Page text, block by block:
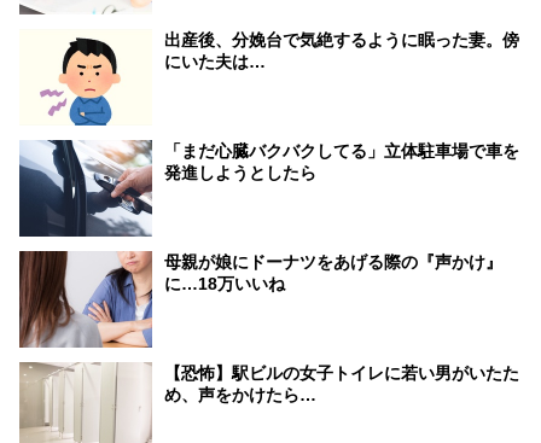
出産後、分娩台で気絶するように眠った妻。傍
にいた夫は…
「まだ心臓バクバクしてる」立体駐車場で車を
発進しようとしたら
母親が娘にドーナツをあげる際の『声かけ』
に…18万いいね
【恐怖】駅ビルの女子トイレに若い男がいたた
め、声をかけたら…